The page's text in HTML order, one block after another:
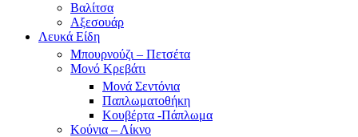
Βαλίτσα
Αξεσουάρ
Λευκά Είδη
Μπουρνούζι – Πετσέτα
Μονό Κρεβάτι
Μονά Σεντόνια
Παπλωματοθήκη
Κουβέρτα -Πάπλωμα
Κούνια – Λίκνο